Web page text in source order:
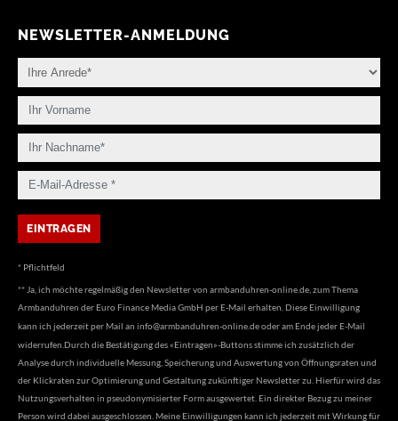
NEWSLETTER-ANMELDUNG
* Pflichtfeld
** Ja, ich möchte regelmäßig den Newsletter von armbanduhren-online.de, zum Thema
Armbanduhren der Euro Finance Media GmbH per E-Mail erhalten. Diese Einwilligung
kann ich jederzeit per Mail an info@armbanduhren-online.deoder am Ende jeder E-Mail
widerrufen.Durch die Bestätigung des «Eintragen»-Buttons stimme ich zusätzlich der
Analyse durch individuelle Messung, Speicherung und Auswertung von Öffnungsraten und
der Klickraten zur Optimierung und Gestaltung zukünftiger Newsletter zu. Hierfür wird das
Nutzungsverhalten in pseudonymisierter Form ausgewertet. Ein direkter Bezug zu meiner
Person wird dabei ausgeschlossen. Meine Einwilligungen kann ich jederzeit mit Wirkung für